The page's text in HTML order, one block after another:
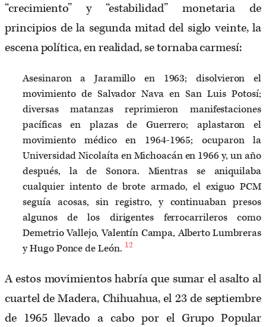
“crecimiento” y “estabilidad” monetaria de
principios de la segunda mitad del siglo veinte, la
escena política, en realidad, se tornaba carmesí:
Asesinaron a Jaramillo en 1963; disolvieron el
movimiento de Salvador Nava en San Luis Potosí;
diversas matanzas reprimieron manifestaciones
pacíficas en plazas de Guerrero; aplastaron el
movimiento médico en 1964-1965; ocuparon la
Universidad Nicolaíta en Michoacán en 1966 y, un año
después, la de Sonora. Mientras se aniquilaba
cualquier intento de brote armado, el exiguo PCM
seguía acosas, sin registro, y continuaban presos
algunos de los dirigentes ferrocarrileros como
Demetrio Vallejo, Valentín Campa, Alberto Lumbreras
y Hugo Ponce de León. 12
A estos movimientos habría que sumar el asalto al
cuartel de Madera, Chihuahua, el 23 de septiembre
de 1965 llevado a cabo por el Grupo Popular